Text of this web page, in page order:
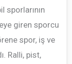
sporlarının
giren sporcu
spor, iş ve
Ralli, pist,